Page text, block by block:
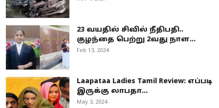
23 வயதில் சிவில் நீதிபதி..
குழந்தை பெற்று 2வது நாள...
Feb 13, 2024
Laapataa Ladies Tamil Review: எப்படி
இருக்கு லாபதா...
May 3, 2024